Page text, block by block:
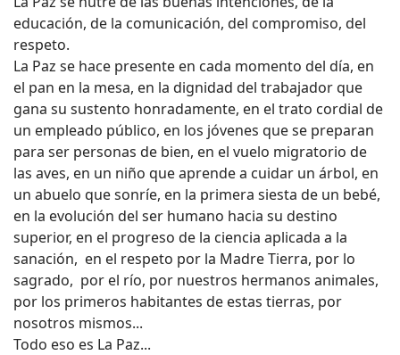
educación, de la comunicación, del compromiso, del
respeto.
La Paz se hace presente en cada momento del día, en
el pan en la mesa, en la dignidad del trabajador que
gana su sustento honradamente, en el trato cordial de
un empleado público, en los jóvenes que se preparan
para ser personas de bien, en el vuelo migratorio de
las aves, en un niño que aprende a cuidar un árbol, en
un abuelo que sonríe, en la primera siesta de un bebé,
en la evolución del ser humano hacia su destino
superior, en el progreso de la ciencia aplicada a la
sanación, en el respeto por la Madre Tierra, por lo
sagrado, por el río, por nuestros hermanos animales,
por los primeros habitantes de estas tierras, por
nosotros mismos...
Todo eso es La Paz...